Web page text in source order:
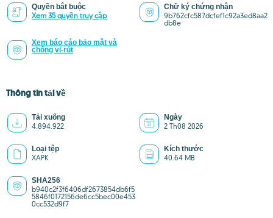
Quyền bắt buộc
Xem 35 quyền truy cập
Chữ ký chứng nhận
9b762cfc587dcfef1c92a3ed8aa2
db8e
Xem báo cáo bảo mật và
chống vi-rút
Thông tin tải về
Tải xuống
4.894.922
Ngày
2 Th08 2026
Loại tệp
XAPK
Kích thước
40.64 MB
SHA256
b940c2f3f6406df2673854db6f5
5846f0172156de6cc5bec00e453
0cc532d9f7